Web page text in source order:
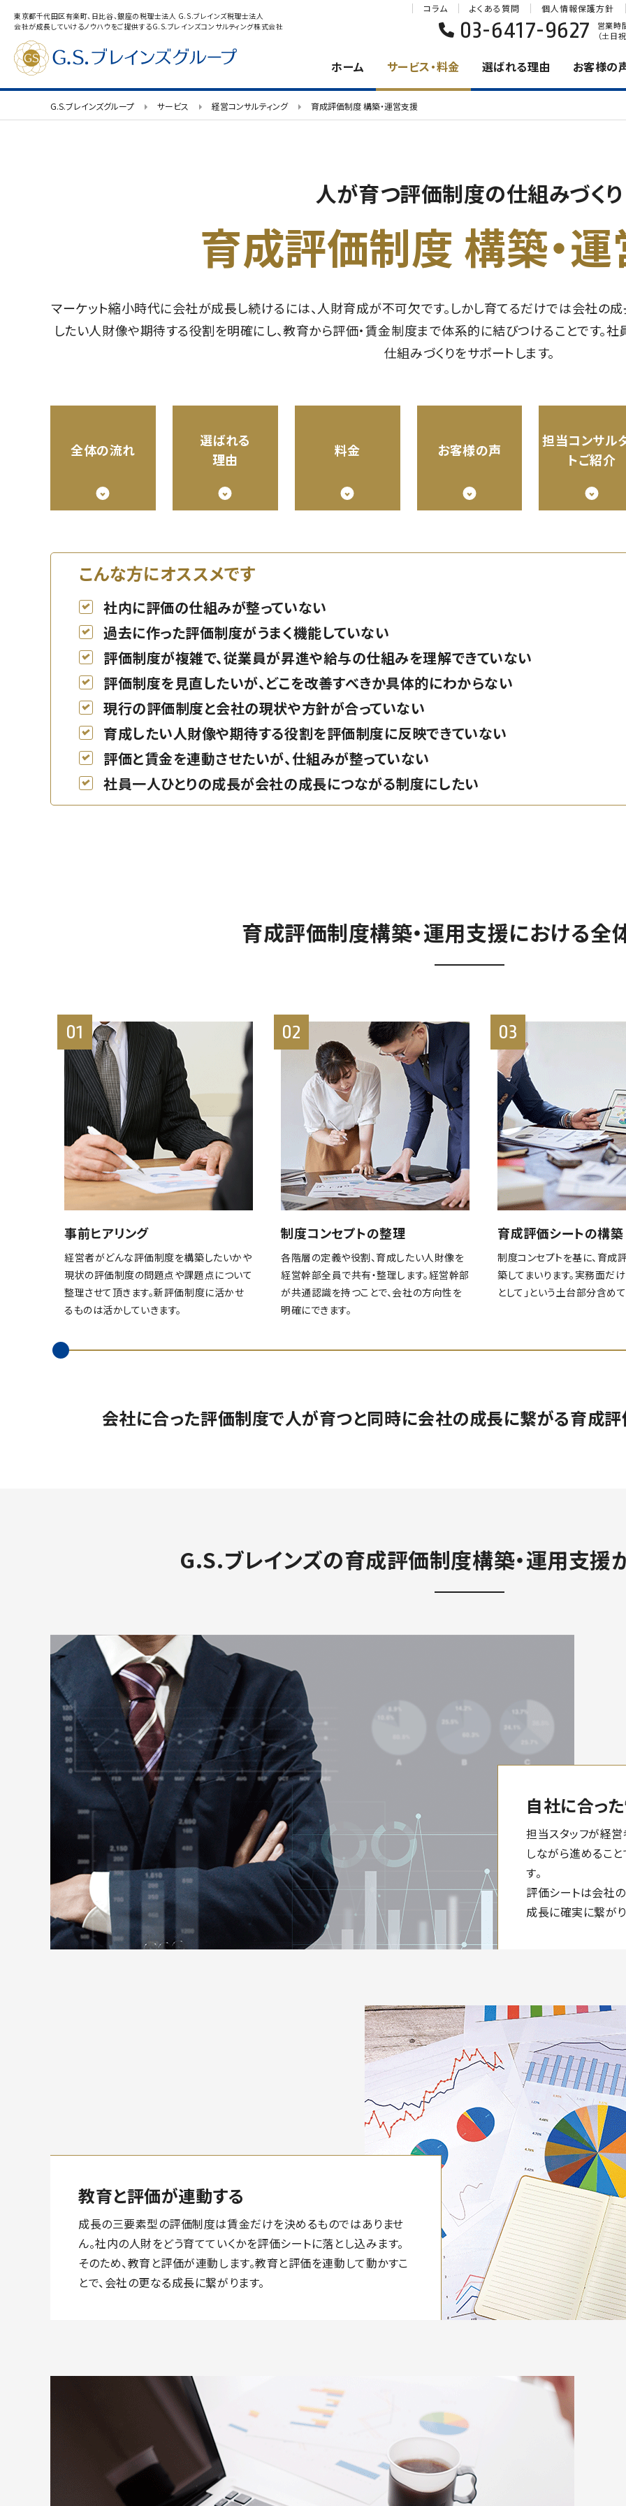
東京都千代田区有楽町、日比谷、銀座の税理士法人 G.S.ブレインズ税理士法人
会社が成長していけるノウハウをご提供するG.S.ブレインズコンサルティング株式会社
ホーム サービス・料金 選ばれる理由 お客様の
コラム よくある質問 個人情報保護方針
03-6417-9627
営業時
（土日
G.S.ブレインズグループ サービス 経営コンサルティング 育成評価制度 構築・運営支援
人が育つ評価制度の仕組みづくり
育成評価制度 構築・
マーケット縮小時代に会社が成長し続けるには、人財育成が不可欠です。しかし育てるだけでは会社の
したい人財像や期待する役割を明確にし、教育から評価・賃金制度まで体系的に結びつけることです。
仕組みづくりをサポートします。
全体の流れ
選ばれる
理由
料金 お客様の声
担当コンサル
トご紹介
こんな方にオススメです
社内に評価の仕組みが整っていない
過去に作った評価制度がうまく機能していない
評価制度が複雑で、従業員が昇進や給与の仕組みを理解できていない
評価制度を見直したいが、どこを改善すべきか具体的にわからない
現行の評価制度と会社の現状や方針が合っていない
育成したい人財像や期待する役割を評価制度に反映できていない
評価と賃金を連動させたいが、仕組みが整っていない
社員一人ひとりの成長が会社の成長につながる制度にしたい
育成評価制度構築・運用支援における全
01
事前ヒアリング
経営者がどんな評価制度を構築したいかや
現状の評価制度の問題点や課題点について
整理させて頂きます。新評価制度に活かせ
るものは活かしていきます。
02
制度コンセプトの整理
各階層の定義や役割、育成したい人財像を
経営幹部全員で共有・整理します。経営幹部
が共通認識を持つことで、会社の方向性を
明確にできます。
03
育成評価シートの構築
制度コンセプトを基に、育成
築してまいります。実務面だ
として」という土台部分含め
会社に合った評価制度で人が育つと同時に会社の成長に繋がる育成評
G.S.ブレインズの育成評価制度構築・運用支援
自社に合っ
担当スタッフが経
しながら進めるこ
す。
評価シートは会社
成長に確実に繋がり
教育と評価が連動する
成長の三要素型の評価制度は賃金だけを決めるものではありませ
ん。社内の人財をどう育てていくかを評価シートに落とし込みます。
そのため、教育と評価が連動します。教育と評価を連動して動かすこ
とで、会社の更なる成長に繋がります。